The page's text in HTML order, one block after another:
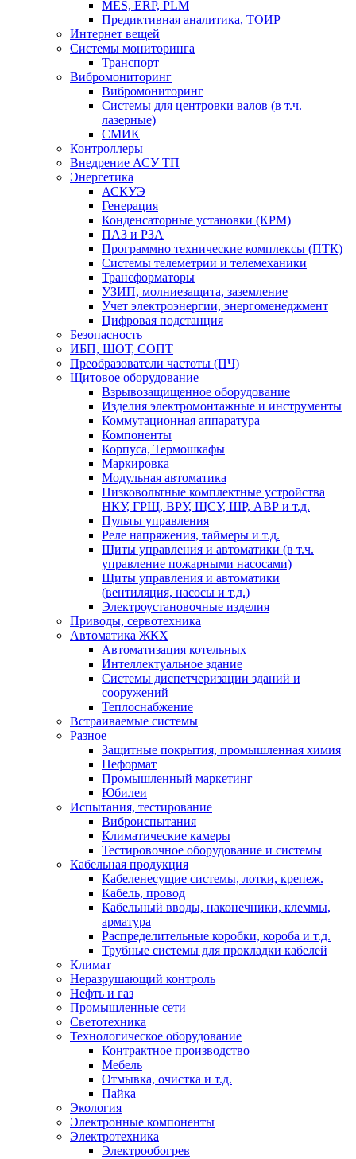
MES, ERP, PLM
Предиктивная аналитика, ТОИР
Интернет вещей
Системы мониторинга
Транспорт
Вибромониторинг
Вибромониторинг
Системы для центровки валов (в т.ч.
лазерные)
СМИК
Контроллеры
Внедрение АСУ ТП
Энергетика
АСКУЭ
Генерация
Конденсаторные установки (КРМ)
ПАЗ и РЗА
Программно технические комплексы (ПТК)
Системы телеметрии и телемеханики
Трансформаторы
УЗИП, молниезащита, заземление
Учет электроэнергии, энергоменеджмент
Цифровая подстанция
Безопасность
ИБП, ШОТ, СОПТ
Преобразователи частоты (ПЧ)
Щитовое оборудование
Взрывозащищенное оборудование
Изделия электромонтажные и инструменты
Коммутационная аппаратура
Компоненты
Корпуса, Термошкафы
Маркировка
Модульная автоматика
Низковольтные комплектные устройства
НКУ, ГРЩ, ВРУ, ЩСУ, ШР, АВР и т.д.
Пульты управления
Реле напряжения, таймеры и т.д.
Щиты управления и автоматики (в т.ч.
управление пожарными насосами)
Щиты управления и автоматики
(вентиляция, насосы и т.д.)
Электроустановочные изделия
Приводы, сервотехника
Автоматика ЖКХ
Автоматизация котельных
Интеллектуальное здание
Системы диспетчеризации зданий и
сооружений
Теплоснабжение
Встраиваемые системы
Разное
Защитные покрытия, промышленная химия
Неформат
Промышленный маркетинг
Юбилеи
Испытания, тестирование
Виброиспытания
Климатические камеры
Тестировочное оборудование и системы
Кабельная продукция
Кабеленесущие системы, лотки, крепеж.
Кабель, провод
Кабельный вводы, наконечники, клеммы,
арматура
Распределительные коробки, короба и т.д.
Трубные системы для прокладки кабелей
Климат
Неразрушающий контроль
Нефть и газ
Промышленные сети
Светотехника
Технологическое оборудование
Контрактное производство
Мебель
Отмывка, очистка и т.д.
Пайка
Экология
Электронные компоненты
Электротехника
Электрообогрев